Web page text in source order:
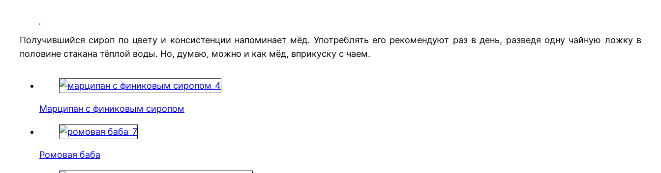
Получившийся сироп по цвету и консистенции напоминает мёд. Употреблять его рекомендуют раз в день, разведя одну чайную ложку в
половине стакана тёплой воды. Но, думаю, можно и как мёд, вприкуску с чаем.
Марципан с финиковым сиропом
Ромовая баба